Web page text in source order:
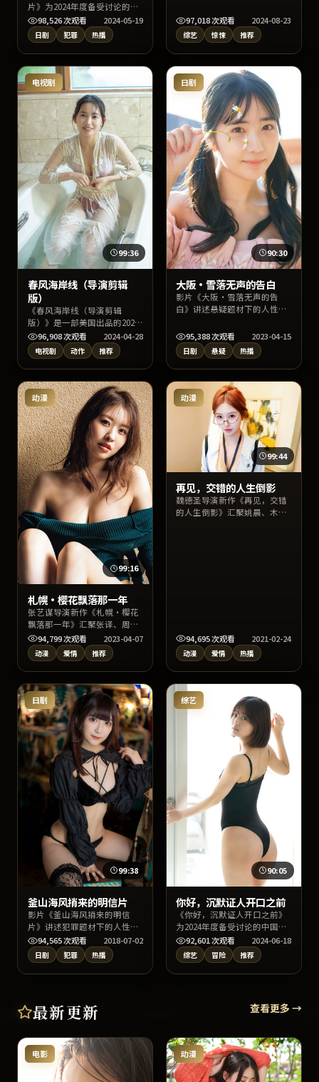
片》为2024年度备受讨论的日
本犯罪片，主演铃木亮平、菅
田将晖、倪妮与导演岩井俊二
的合作火花十足。影片在情节
反转与人物动机刻画上均有亮
点，适宜深夜沉浸式追剧或周
末家庭观影。
98,526次观看 2024-05-19
日剧 犯罪 热播
出演。剧情兼顾悬念与情感温
度，上线后适合通过片名、导
演或演员名检索找到高清片
源。
97,018次观看 2024-08-23
综艺 惊悚 推荐
电视剧
99:36
春风海岸线（导演剪辑
版）
《春风海岸线（导演剪辑
版）》是一部美国出品的2024
年动作电视剧，由奉俊昊执
导，汤唯、朱一龙、马丽等主
演。影片以写实叙事呈现人物
抉择与城市肌理，情感张力饱
满，适合在线高清完整观看与
收藏片单。
96,908次观看 2024-04-28
电视剧 动作 推荐
日剧
90:30
大阪·雪落无声的告白
影片《大阪·雪落无声的告
白》讲述悬疑题材下的人性明
孔刘、沈恩敬、宋慧乔领衔主
演。上线以来口碑稳健，适合
喜爱日本影视与高质量对白的
观众检索收看。
95,388次观看 2023-04-15
日剧 悬疑 热播
动漫
99:16
札幌·樱花飘落那一年
张艺谋导演新作《札幌·樱花
飘落那一年》汇聚张译、周
迅、朴宝剑等实力阵容，背景
设定于中国台湾当代都市与边
缘社群。作品以爱情叙事切入
社会议题，影像质感出色，适
合关键词检索“爱情”“中国
台湾影视”用户观看。
94,799次观看 2023-04-07
动漫 爱情 推荐
动漫
99:44
再见，交错的人生倒影
魏德圣导演新作《再见，交错
的人生倒影》汇聚姚晨、木村
94,695次观看 2021-02-24
动漫 爱情 热播
日剧
99:38
釜山海风捎来的明信片
影片《釜山海风捎来的明信
片》讲述犯罪题材下的人性明
暗与命运交错，陈凯歌执导，
裴斗娜、倪妮、绫濑遥领衔主
演。上线以来口碑稳健，适合
喜爱日本影视与高质量对白的
94,565次观看 2018-07-02
日剧 犯罪 热播
综艺
90:05
你好，沉默证人开口之前
《你好，沉默证人开口之前》
为2024年度备受讨论的中国台
湾冒险片，主演张译、木村拓
哉、周迅与导演魏德圣的合作
火花十足。影片在情节反转与
人物动机刻画上均有亮点，适
92,601次观看 2024-06-18
综艺 冒险 推荐
最新更新 查看更多 →
电影 动漫